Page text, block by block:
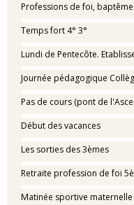
Professions de foi,
Temps fort 4° 3°
Lundi de Pentecôte.
Journée pédagogique
Pas de cours (pont de
Début des vacances
Les sorties des 3èmes
Retraite profession de foi
Matinée sportive